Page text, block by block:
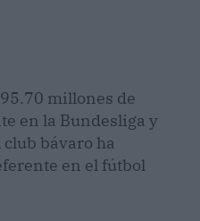
millones de
en la Bundesliga y
bávaro ha
en el fútbol